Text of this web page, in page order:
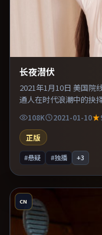
长夜潜伏
2021年1月10日 美国院
通人在时代浪潮中的抉
特写交替强化压迫感。
108K 2021-01-10
正版
#悬疑 #独播 +3
CN